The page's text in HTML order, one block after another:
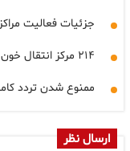
جزئیات فعالیت
۲۱۴ مرکز انتقال خون در سراسر کشور فعال است
ممنوع شدن تردد
ارسال نظر